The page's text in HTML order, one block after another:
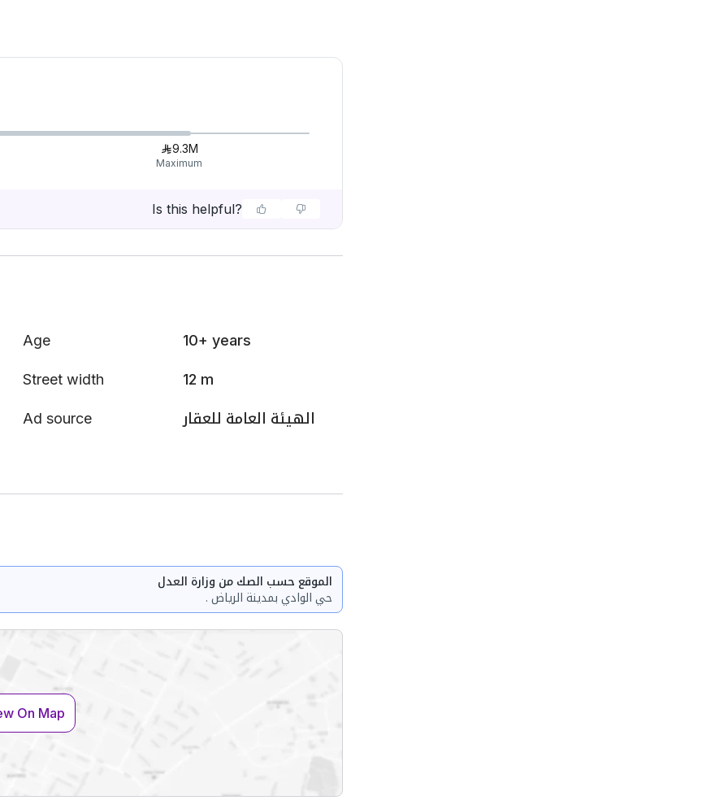
9.3M
Maximum
Is this helpful?
Age 10+ years
Street width 12 m
Ad source الهيئة العامة للعقار
الموقع حسب الصك من وزارة العدل
حي الوادي بمدينة الرياض .
On Map